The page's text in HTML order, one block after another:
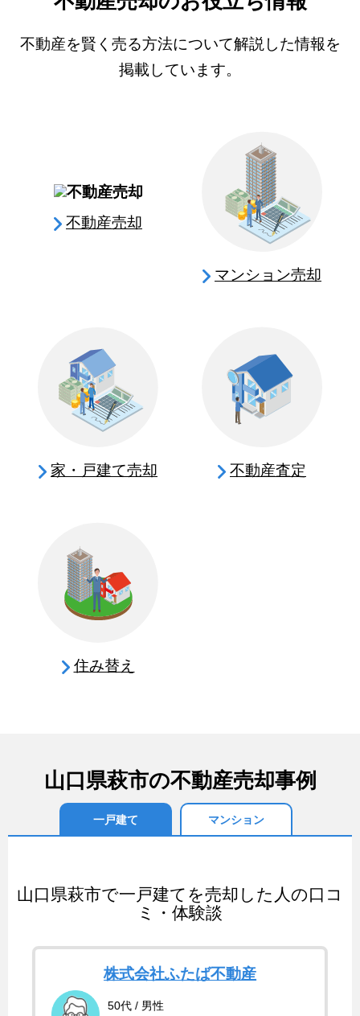
不動産を賢く売る方法について解説した情報を
掲載しています。
不動産売却
マンション売却
家・戸建て売却 不動産査定
住み替え
山口県萩市の不動産売却事例
一戸建て マンション
山口県萩市で一戸建てを売却した人の口コ
ミ・体験談
株式会社ふたば不動産
50代 / 男性